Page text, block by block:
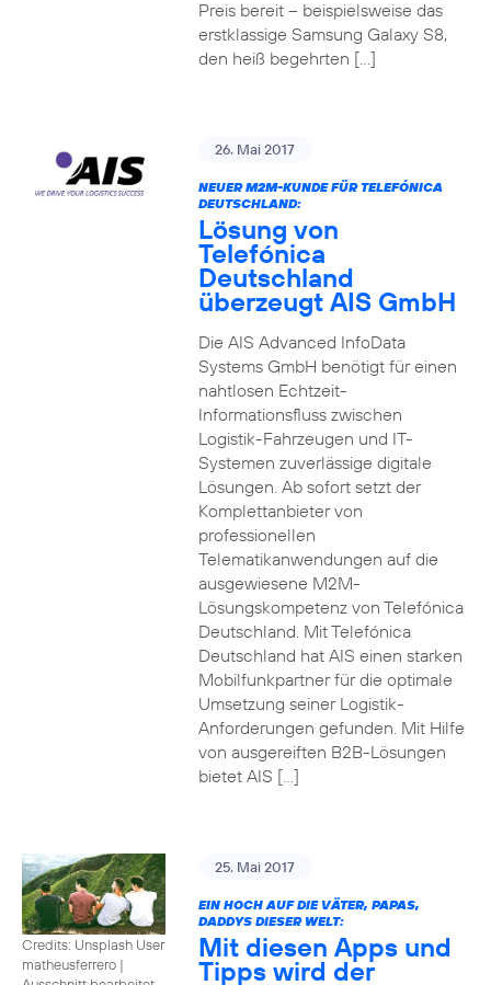
Preis bereit – beispielsweise das
erstklassige Samsung Galaxy S8,
den heiß begehrten […]
26. Mai 2017
NEUER M2M-KUNDE FÜR TELEFÓNICA
DEUTSCHLAND:
Lösung von
Telefónica
Deutschland
überzeugt AIS GmbH
Die AIS Advanced InfoData
Systems GmbH benötigt für einen
nahtlosen Echtzeit-
Informationsfluss zwischen
Logistik-Fahrzeugen und IT-
Systemen zuverlässige digitale
Lösungen. Ab sofort setzt der
Komplettanbieter von
professionellen
Telematikanwendungen auf die
ausgewiesene M2M-
Lösungskompetenz von Telefónica
Deutschland. Mit Telefónica
Deutschland hat AIS einen starken
Mobilfunkpartner für die optimale
Umsetzung seiner Logistik-
Anforderungen gefunden. Mit Hilfe
von ausgereiften B2B-Lösungen
bietet AIS […]
Credits: Unsplash User
matheusferrero |
25. Mai 2017
EIN HOCH AUF DIE VÄTER, PAPAS,
DADDYS DIESER WELT:
Mit diesen Apps und
Tipps wird der